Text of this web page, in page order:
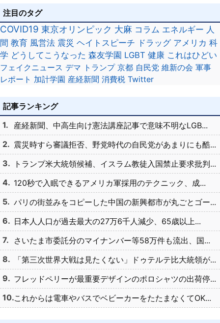
注目のタグ
COVID19 東京オリンピック 大麻 コラム エネルギー 人
間 教育 風営法 震災 ヘイトスピーチ ドラッグ アメリカ 科
学 どうしてこうなった 森友学園 LGBT 健康 これはひどい
フェイクニュース デマ トランプ 京都 自民党 維新の会 軍事
レポート 加計学園 産経新聞 消費税 Twitter
記事ランキング
産経新聞、中高生向け憲法講座記事で意味不明なLGB...
震災時すら審議拒否、野党時代の自民党があまりにも酷...
トランプ米大統領候補、イスラム教徒入国禁止要求批判...
120秒で入眠できるアメリカ軍採用のテクニック、成...
パリの街並みをコピーした中国の新興都市が丸ごとゴー...
日本人人口が過去最大の27万6千人減少、65歳以上...
さいたま市委託分のマイナンバー等58万件も流出、国...
「第三次世界大戦は見たくない」ドゥテルテ比大統領が...
フレッドペリーが最重要デザインのポロシャツの出荷停...
これからは電車やバスでベビーカーをたたまなくてOK...